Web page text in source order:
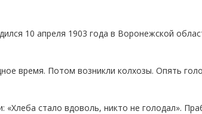
10 апреля 1903 года в Воронежской
время. Потом возникли колхозы. Опять
стало вдоволь, никто не голодал».